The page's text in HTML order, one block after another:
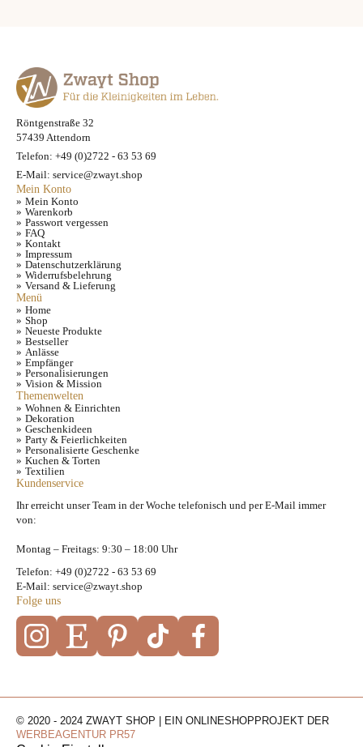
Röntgenstraße 32
57439 Attendorn
Telefon: +49 (0)2722 - 63 53 69
E-Mail: service@zwayt.shop
Mein Konto
Mein Konto
Warenkorb
Passwort vergessen
FAQ
Kontakt
Impressum
Datenschutzerklärung
Widerrufsbelehrung
Versand & Lieferung
Menü
Home
Shop
Neueste Produkte
Bestseller
Anlässe
Empfänger
Personalisierungen
Vision & Mission
Themenwelten
Wohnen & Einrichten
Dekoration
Geschenkideen
Party & Feierlichkeiten
Personalisierte Geschenke
Kuchen & Torten
Textilien
Kundenservice
Ihr erreicht unser Team in der Woche telefonisch und per E-Mail immer
von:
Montag – Freitags: 9:30 – 18:00 Uhr
Telefon: +49 (0)2722 - 63 53 69
E-Mail: service@zwayt.shop
Folge uns
© 2020 - 2024 ZWAYT SHOP | EIN ONLINESHOPPROJEKT DER
WERBEAGENTUR PR57